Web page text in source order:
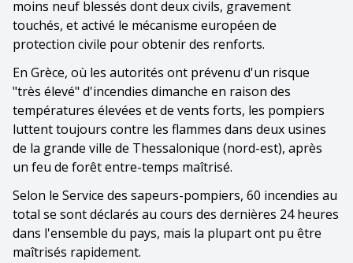
moins neuf blessés dont deux civils, gravement
touchés, et activé le mécanisme européen de
protection civile pour obtenir des renforts.
En Grèce, où les autorités ont prévenu d'un risque
"très élevé" d'incendies dimanche en raison des
températures élevées et de vents forts, les pompiers
luttent toujours contre les flammes dans deux usines
de la grande ville de Thessalonique (nord-est), après
un feu de forêt entre-temps maîtrisé.
Selon le Service des sapeurs-pompiers, 60 incendies au
total se sont déclarés au cours des dernières 24 heures
dans l'ensemble du pays, mais la plupart ont pu être
maîtrisés rapidement.